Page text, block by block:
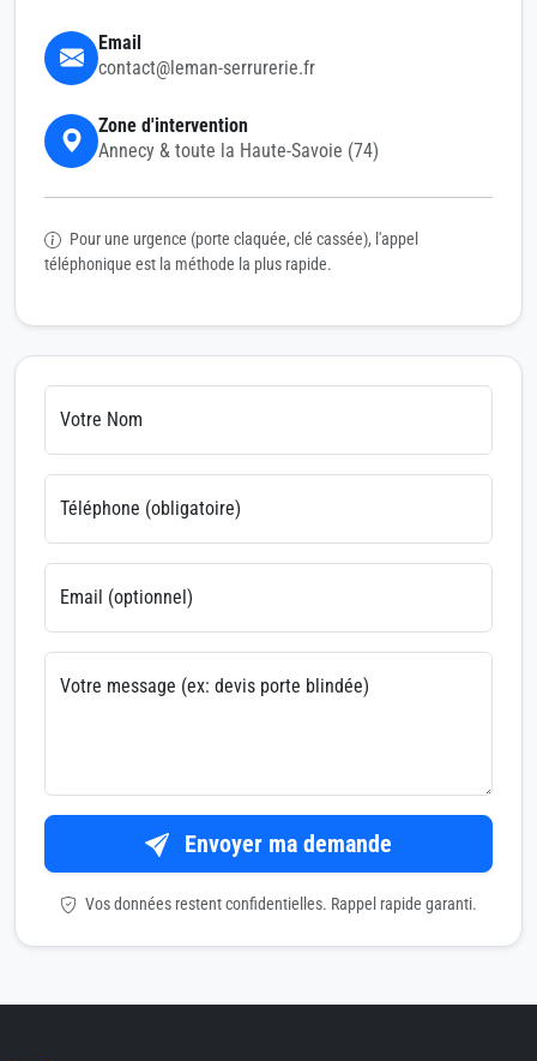
Email
contact@leman-serrurerie.fr
Zone d'intervention
Annecy & toute la Haute-Savoie (74)
Pour une urgence (porte claquée, clé cassée), l'appel
téléphonique est la méthode la plus rapide.
Votre Nom
Téléphone (obligatoire)
Email (optionnel)
Votre message (ex: devis porte blindée)
Envoyer ma demande
Vos données restent confidentielles. Rappel rapide garanti.